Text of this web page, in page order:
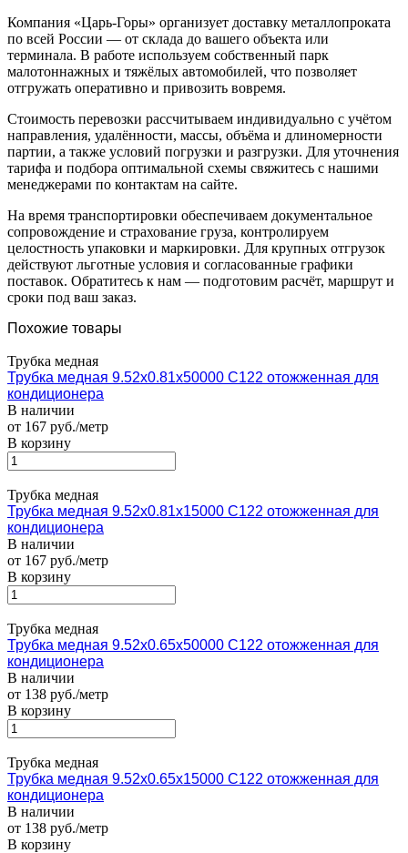
Компания «Царь-Горы» организует доставку металлопроката
по всей России — от склада до вашего объекта или
терминала. В работе используем собственный парк
малотоннажных и тяжёлых автомобилей, что позволяет
отгружать оперативно и привозить вовремя.
Стоимость перевозки рассчитываем индивидуально с учётом
направления, удалённости, массы, объёма и длиномерности
партии, а также условий погрузки и разгрузки. Для уточнения
тарифа и подбора оптимальной схемы свяжитесь с нашими
менеджерами по контактам на сайте.
На время транспортировки обеспечиваем документальное
сопровождение и страхование груза, контролируем
целостность упаковки и маркировки. Для крупных отгрузок
действуют льготные условия и согласованные графики
поставок. Обратитесь к нам — подготовим расчёт, маршрут и
сроки под ваш заказ.
Похожие товары
Трубка медная
Трубка медная 9.52х0.81х50000 С122 отожженная для
кондиционера
В наличии
от 167 руб./метр
В корзину
Трубка медная
Трубка медная 9.52х0.81х15000 С122 отожженная для
кондиционера
В наличии
от 167 руб./метр
В корзину
Трубка медная
Трубка медная 9.52х0.65х50000 С122 отожженная для
кондиционера
В наличии
от 138 руб./метр
В корзину
Трубка медная
Трубка медная 9.52х0.65х15000 С122 отожженная для
кондиционера
В наличии
от 138 руб./метр
В корзину